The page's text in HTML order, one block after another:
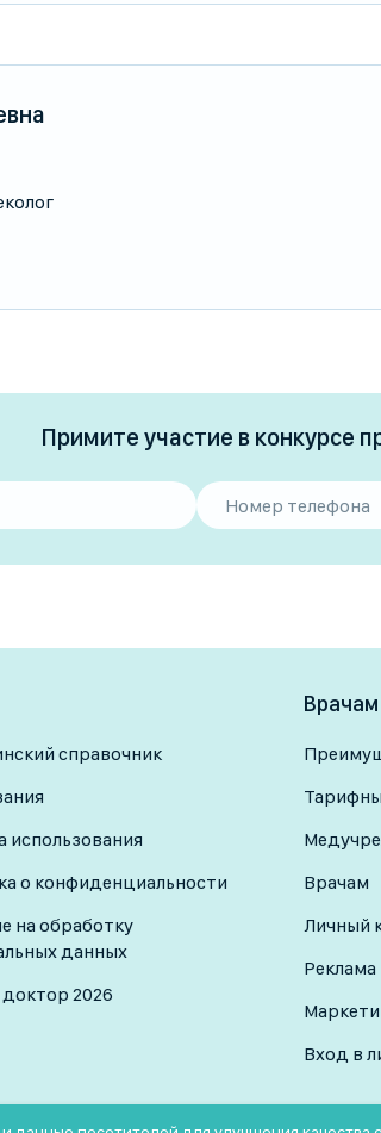
Примите участие в конкурсе
справочник
использования
о конфиденциальности
на обработку
данных
2026
Врачам
Личный
Реклама
Вход в